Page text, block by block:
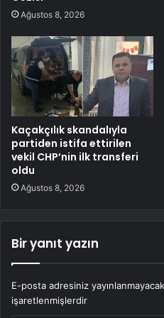
Ağustos 8, 2026
Kaçakçılık skandalıyla
partiden istifa ettirilen
vekil CHP’nin ilk transferi
oldu
Ağustos 8, 2026
Bir yanıt yazın
E-posta adresiniz
işaretlenmişlerdir